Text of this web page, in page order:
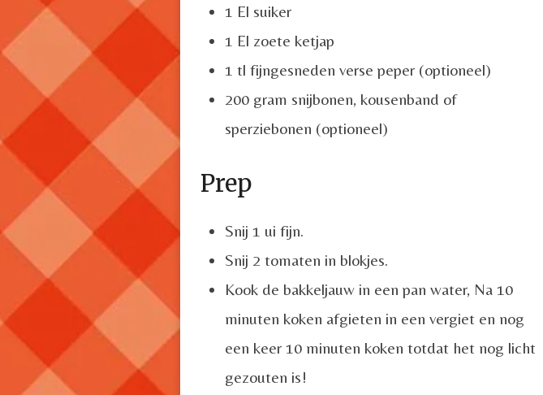
1 El suiker
1 El zoete ketjap
1 tl fijngesneden verse peper (optioneel)
200 gram snijbonen, kousenband of
sperziebonen (optioneel)
Prep
Snij 1 ui fijn.
Snij 2 tomaten in blokjes.
Kook de bakkeljauw in een pan water, Na 10
minuten koken afgieten in een vergiet en nog
een keer 10 minuten koken totdat het nog licht
gezouten is!